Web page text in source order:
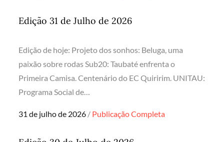
Edição 31 de Julho de 2026
Edição de hoje: Projeto dos sonhos: Beluga, uma
paixão sobre rodas Sub20: Taubaté enfrenta o
Primeira Camisa. Centenário do EC Quiririm. UNITAU:
Programa Social de…
Posted
31 de julho de 2026 Publicação Completa